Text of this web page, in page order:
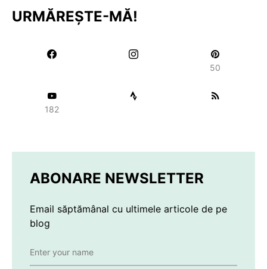
URMĂREȘTE-MĂ!
50
182
ABONARE NEWSLETTER
Email săptămânal cu ultimele articole de pe
blog